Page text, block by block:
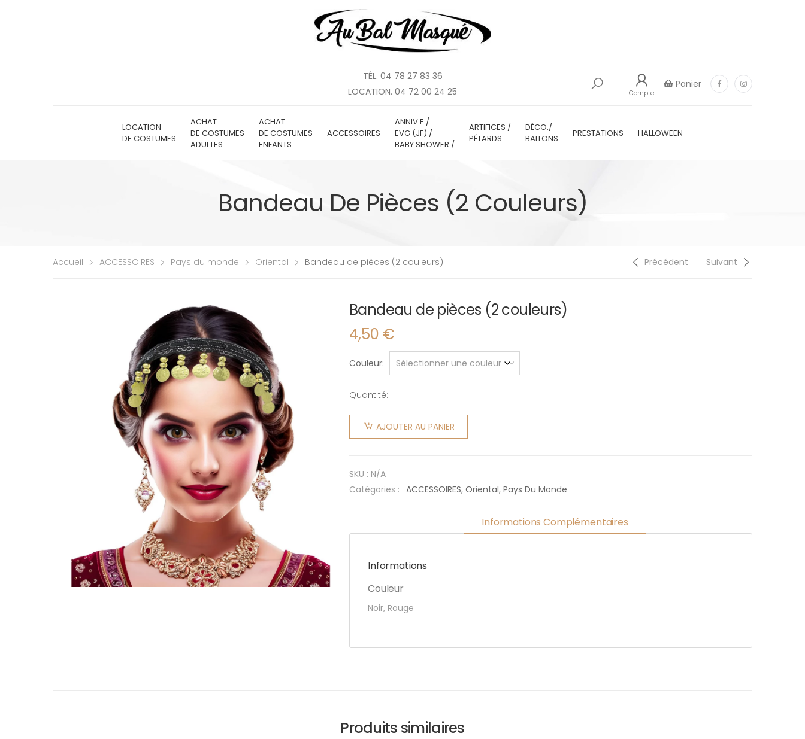
TÉL. 04 78 27 83 36
LOCATION. 04 72 00 24 25
Compte
Panier
LOCATION
DE COSTUMES
ACHAT
DE COSTUMES
ADULTES
ACHAT
DE COSTUMES
ENFANTS
ACCESSOIRES
ANNIV.E /
EVG (JF) /
BABY SHOWER /
ARTIFICES /
PÉTARDS
DÉCO./
BALLONS
PRESTATIONS HALLOWEEN
Bandeau De Pièces (2 Couleurs)
Accueil ACCESSOIRES Pays du monde Oriental Bandeau de pièces (2 couleurs) Précédent Suivant
Bandeau de pièces (2 couleurs)
4,50 €
Couleur
Quantité:
quantité
de
Bandeau
couleurs)
AJOUTER AU PANIER
SKU : N/A
Catégories : ACCESSOIRES, Oriental, Pays Du Monde
Informations Complémentaires
Informations
Couleur
Noir, Rouge
Produits similaires